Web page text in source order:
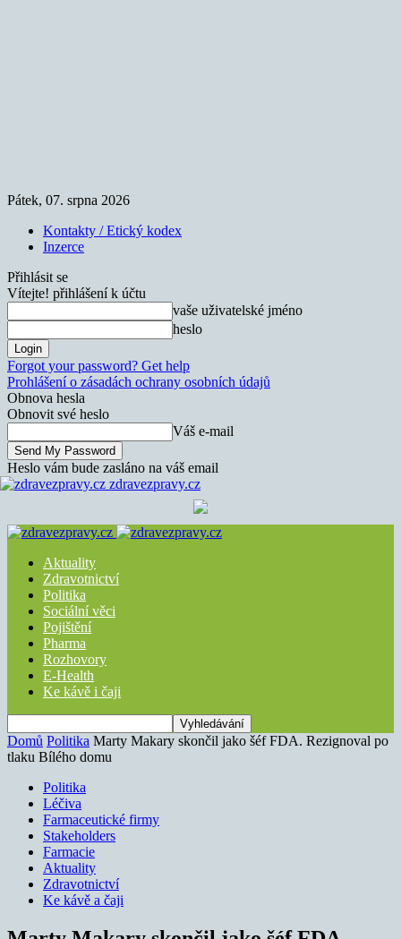
Pátek, 07. srpna 2026
Kontakty / Etický kodex
Inzerce
Přihlásit se
Vítejte! přihlášení k účtu
vaše uživatelské jméno
heslo
Forgot your password? Get help
Prohlášení o zásadách ochrany osobních údajů
Obnova hesla
Obnovit své heslo
Váš e-mail
Heslo vám bude zasláno na váš email
zdravezpravy.cz
Aktuality
Zdravotnictví
Politika
Sociální věci
Pojištění
Pharma
Rozhovory
E-Health
Ke kávě i čaji
Domů Politika Marty Makary skončil jako šéf FDA. Rezignoval po
tlaku Bílého domu
Politika
Léčiva
Farmaceutické firmy
Stakeholders
Farmacie
Aktuality
Zdravotnictví
Ke kávě a čaji